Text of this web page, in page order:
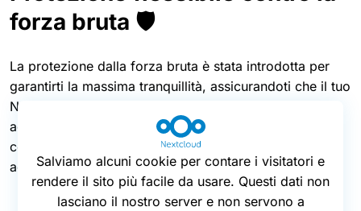
forza bruta 🛡️
La protezione dalla forza bruta è stata introdotta per
garantirti la massima tranquillità, assicurandoti che il tuo
Nextcloud rimanga sicuro anche contro tentativi di
accesso determinati. Nextcloud Hub 10 aggiunge una
configurazione più flessibile con limiti di tentativi di
accesso configurabili, per bilanciare l’usabilità.
Salviamo alcuni cookie per contare i visitatori e
rendere il sito più facile da usare. Questi dati non
lasciano il nostro server e non servono a